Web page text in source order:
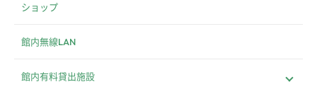
ショップ
館内無線LAN
館内有料貸出施設